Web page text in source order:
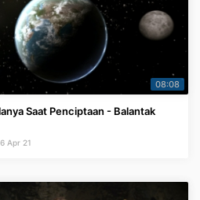
08:08
Saat Penciptaan - Balantak
Apr 21